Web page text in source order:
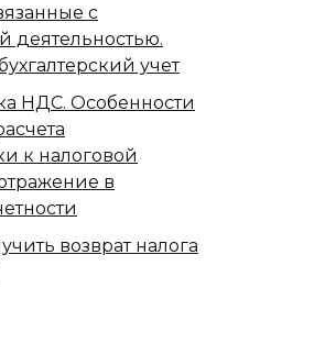
с
деятельностью.
учет
НДС. Особенности
к налоговой
в
возврат налога